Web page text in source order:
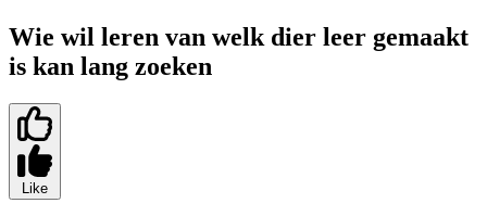
Wie wil leren van welk dier leer gemaakt
is kan lang zoeken
Like